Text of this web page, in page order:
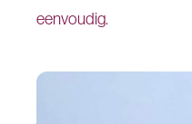
eenvoudig.